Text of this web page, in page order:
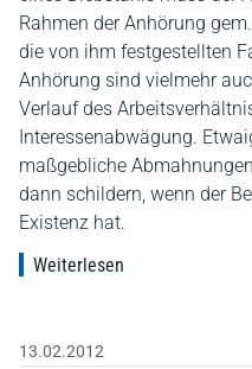
Rahmen der Anhörung
die von ihm festgestellten
Anhörung sind vielmehr
Verlauf des
Interessenabwägung.
maßgebliche
dann schildern, wenn der
Existenz hat.
Weiterlesen
13.02.2012